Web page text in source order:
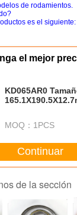
de rodamientos.
es el siguiente:
el mejor
KD065AR0
rodamientos de
MOQ： 1PCS
Continuar
de la sección